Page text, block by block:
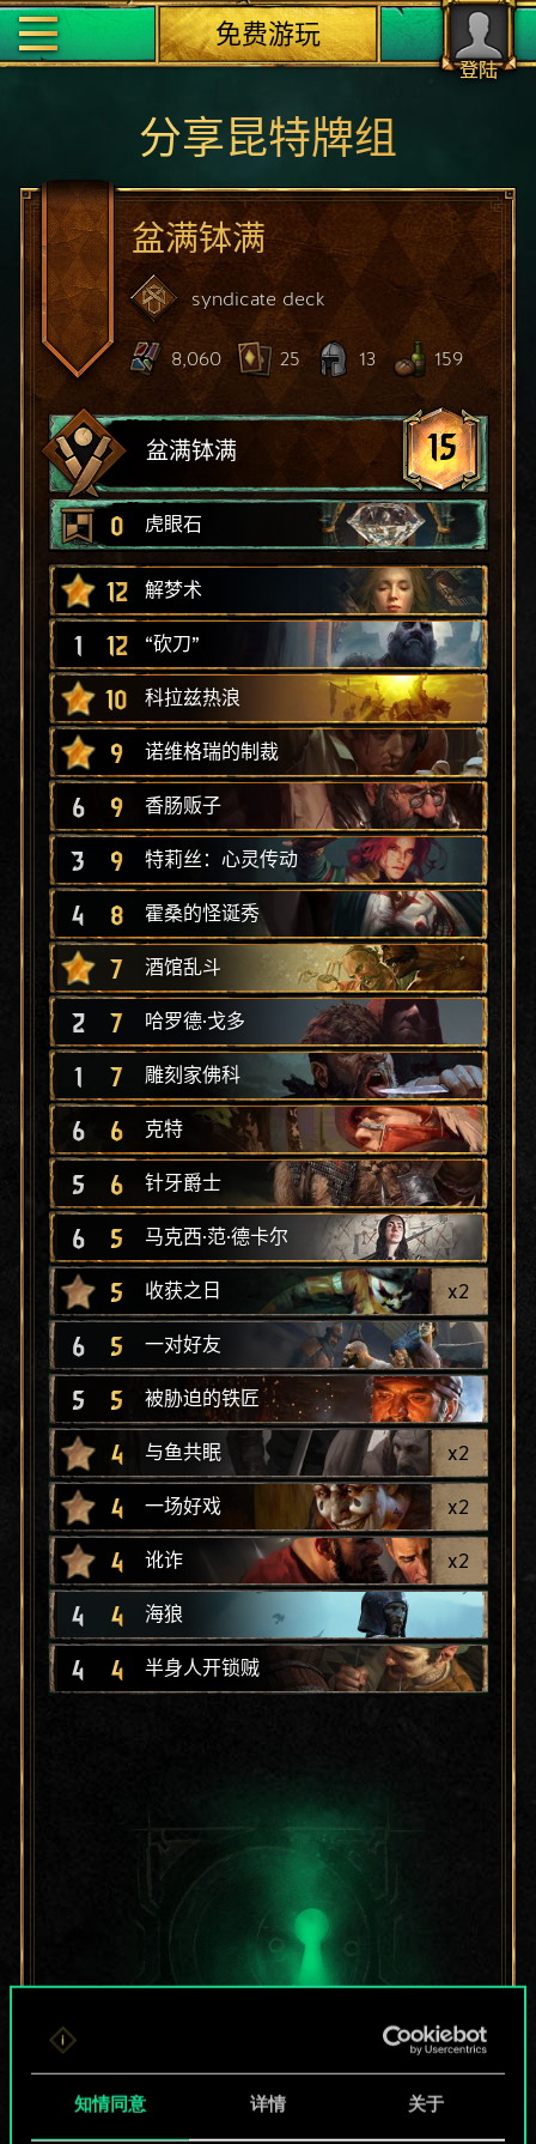
知情同意 详情 关于
登陆
免费游玩
分享昆特牌组
盆满钵满
syndicate deck
8,060 25 13 159
盆满钵满 15
0 虎眼石
12 解梦术
1 12 “砍刀”
10 科拉兹热浪
9 诺维格瑞的制裁
6 9 香肠贩子
3 9 特莉丝：心灵传动
4 8 霍桑的怪诞秀
7 酒馆乱斗
2 7 哈罗德·戈多
1 7 雕刻家佛科
6 6 克特
5 6 针牙爵士
6 5 马克西·范·德卡尔
5 收获之日 x2
6 5 一对好友
5 5 被胁迫的铁匠
4 与鱼共眠 x2
4 一场好戏 x2
4 讹诈 x2
4 4 海狼
4 4 半身人开锁贼